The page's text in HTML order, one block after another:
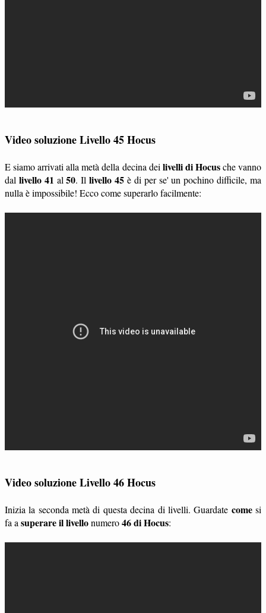
Video soluzione Livello 45 Hocus
E siamo arrivati alla metà della decina dei livelli di Hocusche vanno
dal livello 41 al50. Illivello 45 è di per se' un pochino difficile, ma
nulla è impossibile! Ecco come superarlo facilmente:
Video soluzione Livello 46 Hocus
Inizia la seconda metà di questa decina di livelli. Guardate comesi
fa a superare il livellonumero46 di Hocus: